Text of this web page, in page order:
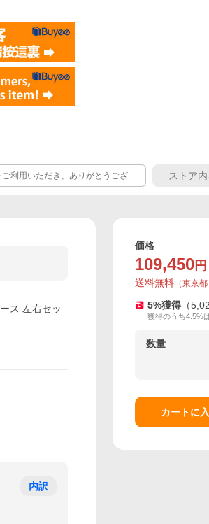
利用いただき、ありがとうござい
す。 休業期間中にいただきました
ス 左右セッ
内訳
価格
109,450 円
送料無料 （東京都
5%獲得 （
獲得のうち4.5%
数量
カートに